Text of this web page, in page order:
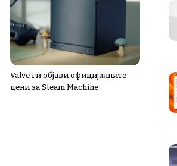
Valve ги објави официјалните
цени за Steam Machine